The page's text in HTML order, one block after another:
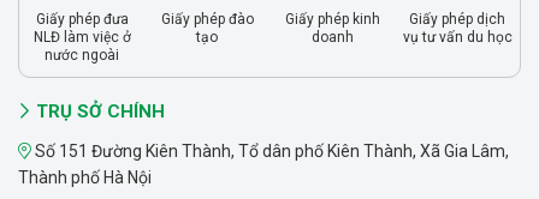
Giấy phép đưa
NLĐ làm việc ở
nước ngoài
Giấy phép đào
tạo
Giấy phép kinh
doanh
Giấy phép dịch
vụ tư vấn du học
TRỤ SỞ CHÍNH
Số 151 Đường Kiên Thành, Tổ dân phố Kiên Thành, Xã Gia Lâm,
Thành phố Hà Nội